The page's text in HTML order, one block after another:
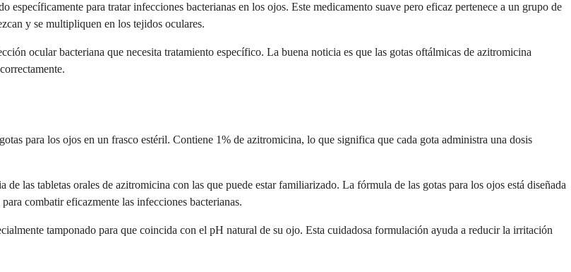
para tratar infecciones bacterianas en los ojos. Este medicamento suave pero eficaz pertenece a un grupo de
y se multipliquen en los tejidos oculares.
ocular bacteriana que necesita tratamiento específico. La buena noticia es que las gotas oftálmicas de azitromicina
para los ojos en un frasco estéril. Contiene 1% de azitromicina, lo que significa que cada gota administra una dosis
las tabletas orales de azitromicina con las que puede estar familiarizado. La fórmula de las gotas para los ojos está diseñada
combatir eficazmente las infecciones bacterianas.
tamponado para que coincida con el pH natural de su ojo. Esta cuidadosa formulación ayuda a reducir la irritación